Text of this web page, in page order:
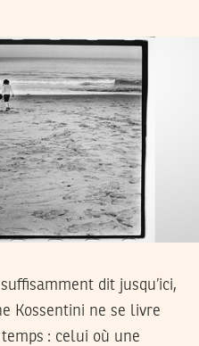
dit jusqu’ici,
Kossentini ne se livre
: celui où une